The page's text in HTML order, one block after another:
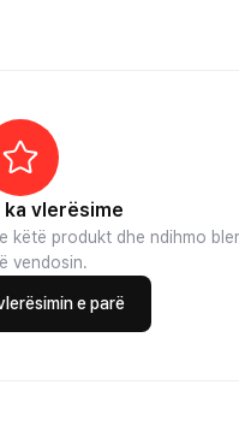
ka vlerësime
këtë produkt dhe ndihmo
vendosin.
e parë